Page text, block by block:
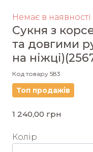
Немає в наявності
Сукня з
та довгими
на ніжці)
Код товару 583
Топ продажів
1 240,00 грн
Колір